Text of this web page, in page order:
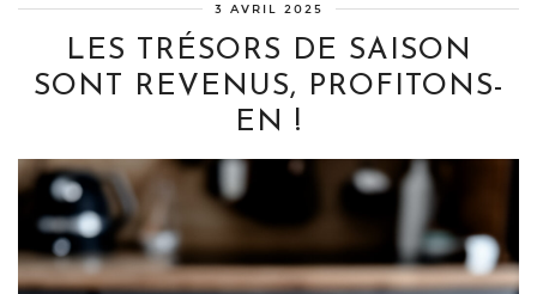
3 AVRIL 2025
LES TRÉSORS DE SAISON
SONT REVENUS, PROFITONS-
EN !